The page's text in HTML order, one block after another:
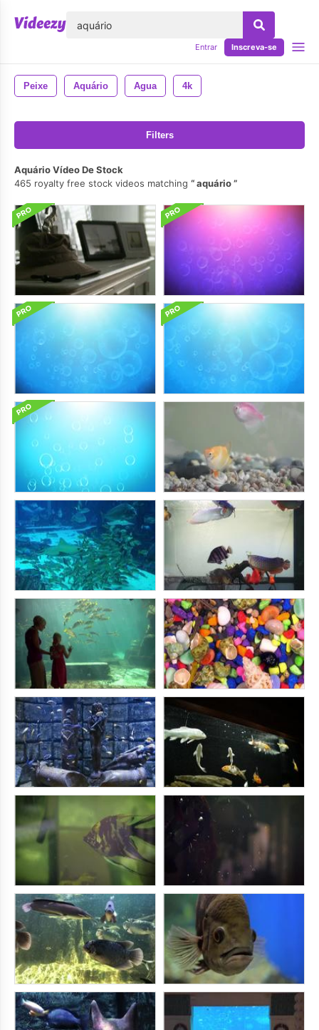
Entrar Inscreva-se
Peixe Aquário Agua 4k
Filters
Aquário Vídeo De Stock
465 royalty free stock videos matching
aquário